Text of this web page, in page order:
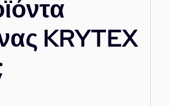
KRYTEX